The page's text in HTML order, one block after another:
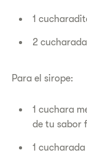
1
2
Para el sirope:
1 cuchara
de tu sabor
1